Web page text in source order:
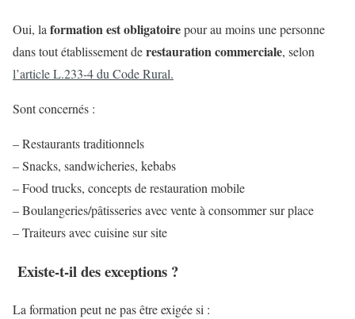
Oui, la formation est obligatoirepour au moins une personne
dans tout établissement derestauration commerciale, selon
l’article L.233-4 du Code Rural.
Sont concernés :
– Restaurants traditionnels
– Snacks, sandwicheries, kebabs
– Food trucks, concepts de restauration mobile
– Boulangeries/pâtisseries avec vente à consommer sur place
– Traiteurs avec cuisine sur site
Existe-t-il des exceptions ?
La formation peut ne pas être exigée si :